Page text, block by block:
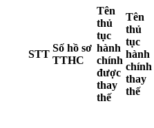
STT
Số hồ sơ
TTHC
Tên
thủ
tục
hành
chính
được
thay
thế
Tên
thủ
tục
hành
chính
thay
thế